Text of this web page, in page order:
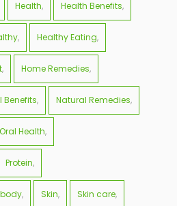
Health Health Benefits
Healthy Eating
Home Remedies
Benefits Natural Remedies
Oral Health
Protein
body Skin Skin care